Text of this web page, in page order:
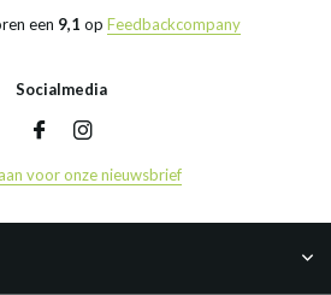
een 9,1 op Feedbackcompany
Socialmedia
voor onze nieuwsbrief